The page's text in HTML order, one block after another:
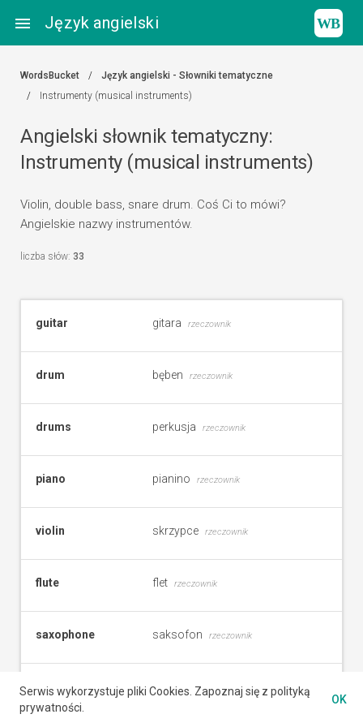
 Język angielski
WordsBucket
Język angielski - Słowniki tematyczne
Instrumenty (musical instruments)
Angielski słownik tematyczny:
Instrumenty (musical instruments)
Violin, double bass, snare drum. Coś Ci to mówi?
Angielskie nazwy instrumentów.
liczba słów: 33
guitar gitara rzeczownik
drum bęben rzeczownik
drums perkusja rzeczownik
piano pianino rzeczownik
violin skrzypce rzeczownik
flute flet rzeczownik
saxophone saksofon rzeczownik
trumpet trąbka rzeczownik
Serwis wykorzystuje pliki Cookies. Zapoznaj się z polityką
prywatności.
OK